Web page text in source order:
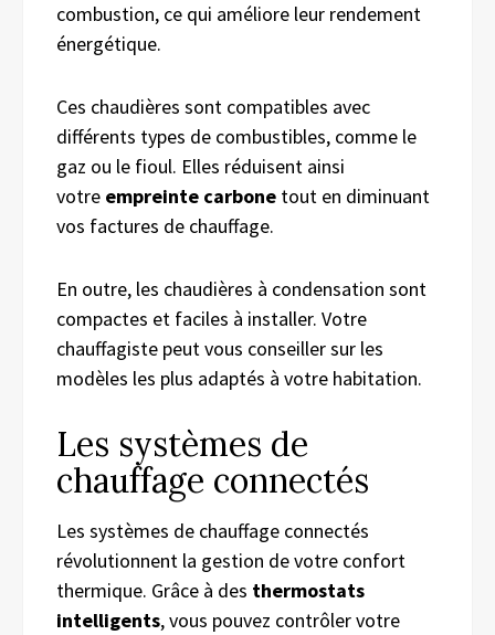
combustion, ce qui améliore leur rendement
énergétique.
Ces chaudières sont compatibles avec
différents types de combustibles, comme le
gaz ou le fioul. Elles réduisent ainsi
votre empreinte carbone tout en diminuant
vos factures de chauffage.
En outre, les chaudières à condensation sont
compactes et faciles à installer. Votre
chauffagiste peut vous conseiller sur les
modèles les plus adaptés à votre habitation.
Les systèmes de
chauffage connectés
Les systèmes de chauffage connectés
révolutionnent la gestion de votre confort
thermique. Grâce à des thermostats
intelligents, vous pouvez contrôler votre